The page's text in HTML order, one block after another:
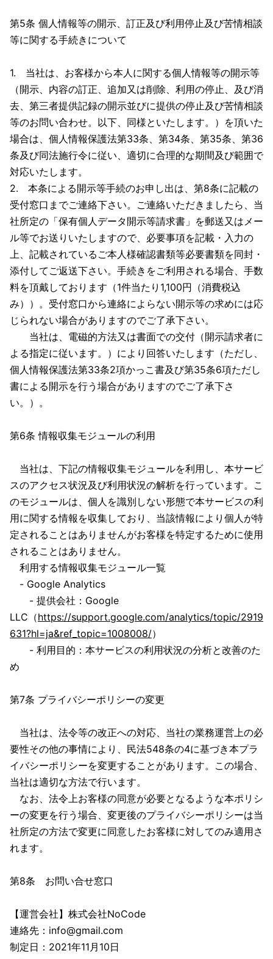
第5条 個人情報等の開示、訂正及び利用停止及び苦情相談
等に関する手続きについて
1. 当社は、お客様から本人に関する個人情報等の開示等
（開示、内容の訂正、追加又は削除、利用の停止、及び消
去、第三者提供記録の開示並びに提供の停止及び苦情相談
等のお問い合わせ。以下、同様といたします。）を頂いた
場合は、個人情報保護法第33条、第34条、第35条、第36
条及び同法施行令に従い、適切に合理的な期間及び範囲で
対応いたします。
2. 本条による開示等手続のお申し出は、第8条に記載の
受付窓口までご連絡下さい。ご連絡いただきましたら、当
社所定の「保有個人データ開示等請求書」を郵送又はメー
ル等でお送りいたしますので、必要事項を記載・入力の
上、記載されているご本人様確認書類等必要書類を同封・
添付してご返送下さい。手続きをご利用される場合、手数
料を頂戴しております（1件当たり1,100円（消費税込
み））。受付窓口から連絡によらない開示等の求めには応
じられない場合がありますのでご了承下さい。
当社は、電磁的方法又は書面での交付（開示請求者に
よる指定に従います。）により回答いたします（ただし、
個人情報保護法第33条2項かっこ書及び第35条6項ただし
書による開示を行う場合がありますのでご了承下さ
い。）。
第6条 情報収集モジュールの利用
当社は、下記の情報収集モジュールを利用し、本サービ
スのアクセス状況及び利用状況の解析を行っています。こ
のモジュールは、個人を識別しない形態で本サービスの利
用に関する情報を収集しており、当該情報により個人が特
定されることはありませんがお客様を特定するために使用
されることはありません。
利用する情報収集モジュール一覧
- Google Analytics
- 提供会社：Google
LLC（https://support.google.com/analytics/topic/2919
631?hl=ja&ref_topic=1008008/）
- 利用目的：本サービスの利用状況の分析と改善のた
め
第7条 プライバシーポリシーの変更
当社は、法令等の改正への対応、当社の業務運営上の必
要性その他の事情により、民法548条の4に基づき本プラ
イバシーポリシーを変更することがあります。この場合、
当社は適切な方法で行います。
なお、法令上お客様の同意が必要となるような本ポリシ
ーの変更を行う場合、変更後のプライバシーポリシーは当
社所定の方法で変更に同意したお客様に対してのみ適用さ
れます。
第8条 お問い合せ窓口
【運営会社】株式会社NoCode
連絡先：info@gmail.com
制定日：2021年11月10日